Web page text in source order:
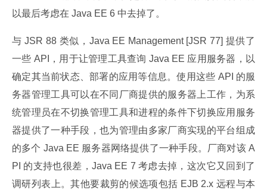
以最后考虑在 Java EE 6 中去掉了。
与 JSR 88 类似，Java EE Management [JSR 77] 提供了
一些 API，用于让管理工具查询 Java EE 应用服务器，以
确定其当前状态、部署的应用等信息。使用这些 API 的服
务器管理工具可以在不同厂商提供的服务器上工作，为系
统管理员在不切换管理工具和进程的条件下切换应用服务
器提供了一种手段，也为管理由多家厂商实现的平台组成
的多个 Java EE 服务器网络提供了一种手段。厂商对该 A
PI 的支持也很差，Java EE 7 考虑去掉，这次它又回到了
调研列表上。其他要裁剪的候选项包括 EJB 2.x 远程与本